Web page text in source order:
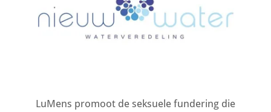
LuMens promoot de seksuele fundering die